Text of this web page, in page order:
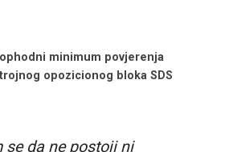
minimum povjerenja
opozicionog bloka SDS
se da ne postoji ni